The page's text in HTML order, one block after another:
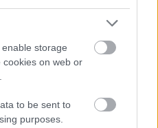
storage
cookies on web or
to be sent to
purposes.
a pénzcsapot az